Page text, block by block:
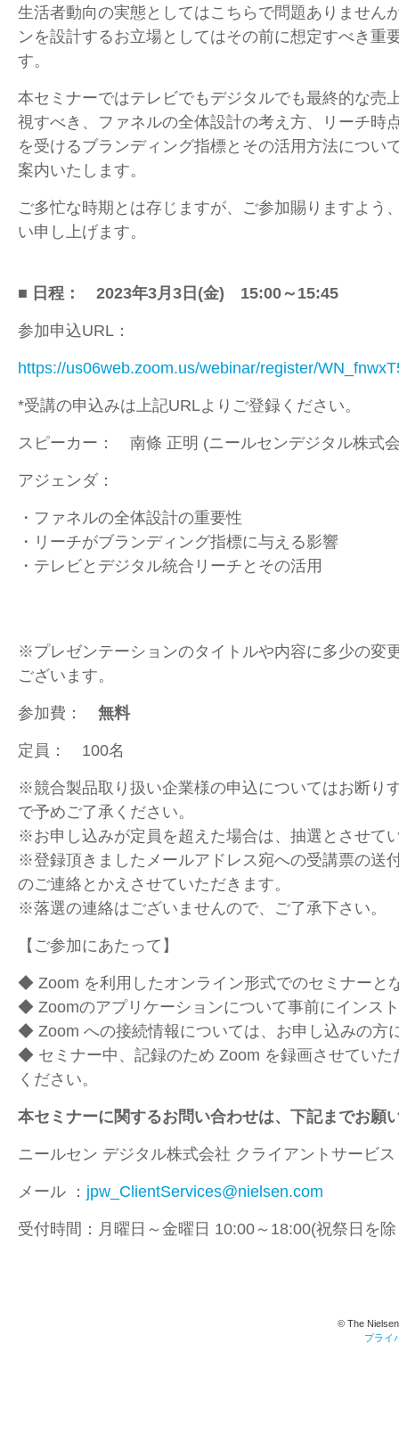
生活者動向の実態としてはこちらで問題ありません
ンを設計するお立場としてはその前に想定すべき重
す。
本セミナーではテレビでもデジタルでも最終的な売
視すべき、ファネルの全体設計の考え方、リーチ時
を受けるブランディング指標とその活用方法につい
案内いたします。
ご多忙な時期とは存じますが、ご参加賜りますよう
い申し上げます。
■ 日程： 2023年3月3日 (金) 15:00～15:45
参加申込URL：
https://us06web.zoom.us/webinar/register/
*受講の申込みは上記URLよりご登録ください。
スピーカー： 南條 正明 (ニールセンデジタル株式
アジェンダ：
・ファネルの全体設計の重要性
・リーチがブランディング指標に与える影響
・テレビとデジタル統合リーチとその活用
※プレゼンテーションのタイトルや内容に多少の変
ございます。
参加費： 無料
定員： 100名
※競合製品取り扱い企業様の申込についてはお断り
で予めご了承ください。
※お申し込みが定員を超えた場合は、抽選とさせて
※登録頂きましたメールアドレス宛への受講票の送
のご連絡とかえさせていただきます。
※落選の連絡はございませんので、ご了承下さい。
【ご参加にあたって】
◆ Zoom を利用したオンライン形式でのセミナーと
◆ Zoomのアプリケーションについて事前にインス
◆ Zoom への接続情報については、お申し込みの方
◆ セミナー中、記録のため Zoom を録画させていた
ください。
本セミナーに関するお問い合わせは、下記までお願
ニールセン デジタル株式会社 クライアントサービス
メール ： jpw_ClientServices@nielsen.com
受付時間：月曜日～金曜日 10:00～18:00(祝祭日を
© The
プライ